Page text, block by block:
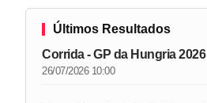
Últimos Resultados
Corrida - GP da Hungria 2026
26/07/2026 10:00